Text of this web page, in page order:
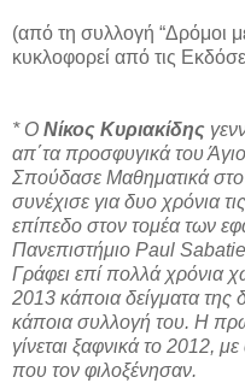
(από τη συλλογή “Δρόμοι
κυκλοφορεί από τις
* Ο Νίκος Κυριακίδης
απ΄τα προσφυγικά του
Σπούδασε Μαθηματικά στο
συνέχισε για δυο χρόνια
επίπεδο στον τομέα των
Πανεπιστήμιο Paul
Γράφει επί πολλά χρόνια
2013 κάποια δείγματα της
κάποια συλλογή του. Η
γίνεται ξαφνικά το 2012,
που τον φιλοξένησαν.